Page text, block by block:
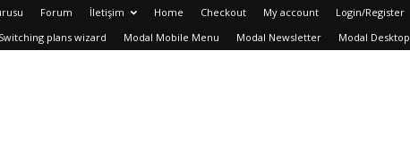
Forum İletişim Home Checkout My account Login/Register
Switching plans wizard Modal Mobile Menu Modal Newsletter Modal Desktop